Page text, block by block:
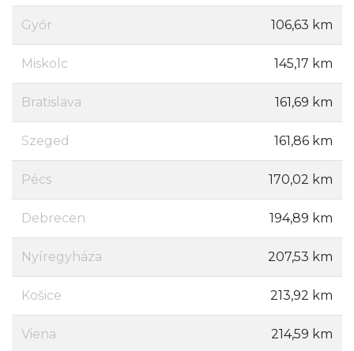
Győr 106,63 km
Miskolc 145,17 km
Bratislava 161,69 km
Szeged 161,86 km
Pécs 170,02 km
Debrecen 194,89 km
Nyíregyháza 207,53 km
Košice 213,92 km
Viena 214,59 km